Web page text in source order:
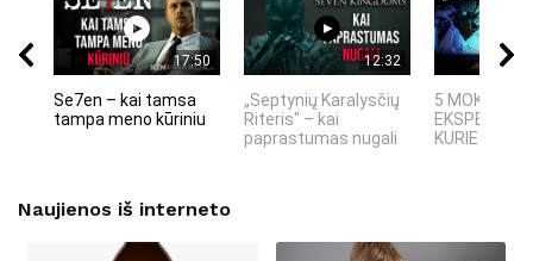
17:50
Se7en – kai tamsa
tampa meno kūriniu
12:32
„Septynių Karalysčių
Riteris" – kai
paprastumas nugali
5 MOKSLINIAI
KURIE
Naujienos iš interneto